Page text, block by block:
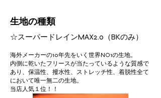
生地の種類
☆スーパードレインMAX2.0（BKのみ）
海外メーカーの10年先をいく世界NO1の生地。
内側に乾いたフリースが当たっているような質感で
あり、保温性、撥水性、ストレッチ性、着脱性全て
において唯一無二の生地。
​当店人気１位！！​